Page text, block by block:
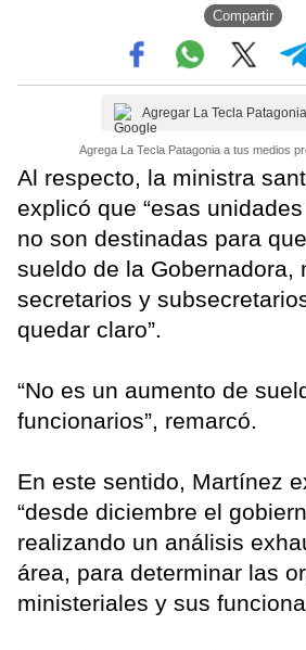
Compartir
Agregar La Tecla
Agrega La Tecla Patagonia a tus medios
Al respecto, la ministra
explicó que “esas
no son destinadas para
sueldo de la Gobernadora,
secretarios y
quedar claro”.
“No es un aumento de
funcionarios”, remarcó.
En este sentido, Martínez
“desde diciembre el
realizando un análisis
área, para determinar las
ministeriales y sus